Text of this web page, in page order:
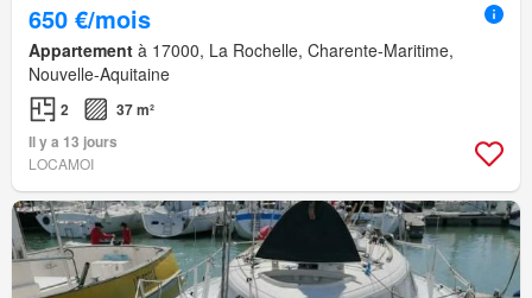
650 €/mois
Appartement à 17000, La Rochelle, Charente-Maritime,
Nouvelle-Aquitaine
2
37 m²
Il y a 13 jours
LOCAMOI